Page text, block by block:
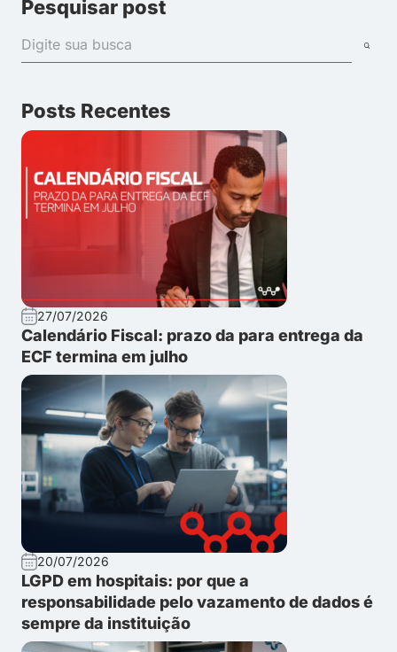
Pesquisar post
Posts Recentes
27/07/2026
Calendário Fiscal: prazo da para entrega da
ECF termina em julho
20/07/2026
LGPD em hospitais: por que a
responsabilidade pelo vazamento de dados é
sempre da instituição